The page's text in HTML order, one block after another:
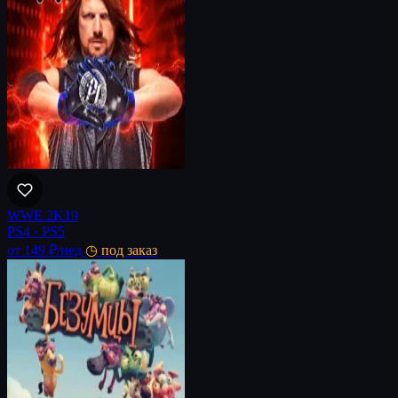
WWE 2K19
PS4 · PS5
от 149 ₽/нед ◷ под заказ